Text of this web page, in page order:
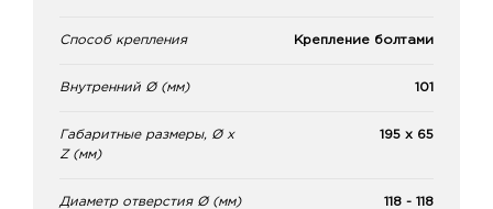
Способ крепления Крепление болтами
Внутренний Ø (мм) 101
Габаритные размеры, Ø x
Z (мм)
195 x 65
Диаметр отверстия Ø (мм) 118 - 118